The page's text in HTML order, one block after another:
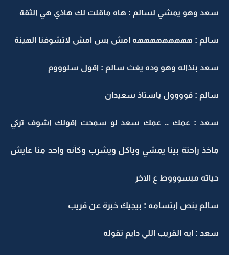
سعد وهو يمشي لسالم : هاه ماقلت لك هاذي هي الثقة
سالم : هههههههههه امش بس امش لاتشوفنا الهيئة
سعد بنذاله وهو وده يغث سالم : اقول سلوووم
سالم : قوووول ياستاذ سعيدان
سعد : عمك .. عمك سعد لو سمحت اقولك اشوف تركي
ماخذ راحتة بينا يمشي وياكل ويشرب وكأنه واحد منا عايش
حياته مبسوووط ع الاخر
سالم بنص ابتسامه : بيجيك خبرة عن قريب
سعد : ايه القريب اللي دايم تقوله